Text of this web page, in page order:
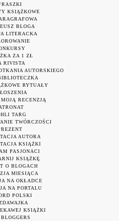
KSIĄŻKOWE
BLOGA
LITERACKA
ZA 1 ZŁ
RIVISTA
AUTORSKIEGO
RYTUAŁY
RECENZJĄ
TARG
TWÓRCZOŚCI
AUTORA
KSIĄŻKI
PASJONACI
KSIĄŻKĘ
O BLOGACH
MIESIĄCA
NA OKŁADCE
NA PORTALU
POLSKI
KSIĄŻKI